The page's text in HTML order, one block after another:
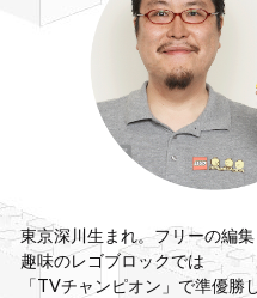
東京深川生まれ。フリーの編
趣味のレゴブロックでは
「TVチャンピオン」で準優勝